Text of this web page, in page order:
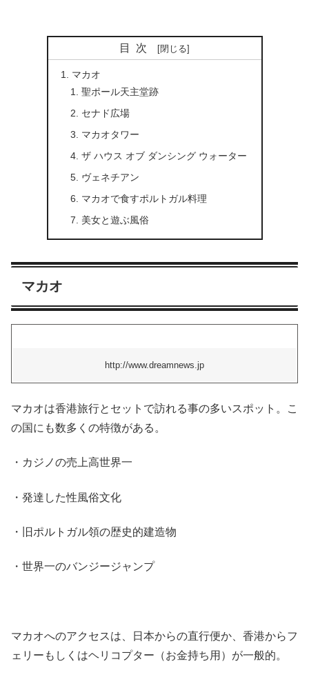
目次
マカオ
聖ポール天主堂跡
セナド広場
マカオタワー
ザ ハウス オブ ダンシング ウォーター
ヴェネチアン
マカオで食すポルトガル料理
美女と遊ぶ風俗
マカオ
http://www.dreamnews.jp
マカオは香港旅行とセットで訪れる事の多いスポット。こ
の国にも数多くの特徴がある。
・カジノの売上高世界一
・発達した性風俗文化
・旧ポルトガル領の歴史的建造物
・世界一のバンジージャンプ
マカオへのアクセスは、日本からの直行便か、香港からフ
ェリーもしくはヘリコプター（お金持ち用）が一般的。